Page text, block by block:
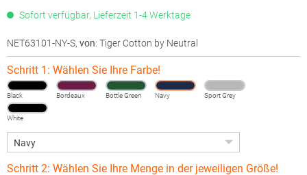
Sofort verfügbar, Lieferzeit 1-4 Werktage
NET63101-NY-S, von: Tiger Cotton by Neutral
Schritt 1: Wählen Sie Ihre Farbe!
Black Bordeaux Bottle Green Navy Sport Grey
White
Schritt 2: Wählen Sie Ihre Menge in der jeweiligen Größe!